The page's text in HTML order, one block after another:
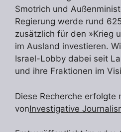
Smotrich und
Regierung werde rund
zusätzlich für den »Krieg
im Ausland investieren.
Israel-Lobby dabei seit
und ihre Fraktionen im
Diese Recherche erfolgte
vonInvestigative